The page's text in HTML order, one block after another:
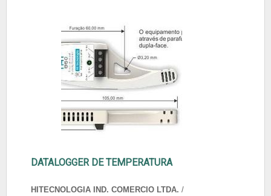
DATALOGGER DE TEMPERATURA
HITECNOLOGIA IND. COMERCIO LTDA. /